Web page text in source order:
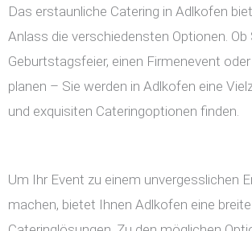
Das erstaunliche Catering in Adlkofen
Anlass die verschiedensten Optionen. Ob
Geburtstagsfeier, einen Firmenevent
planen – Sie werden in Adlkofen eine
und exquisiten Cateringoptionen finden.
Um Ihr Event zu einem unvergesslichen
machen, bietet Ihnen Adlkofen eine